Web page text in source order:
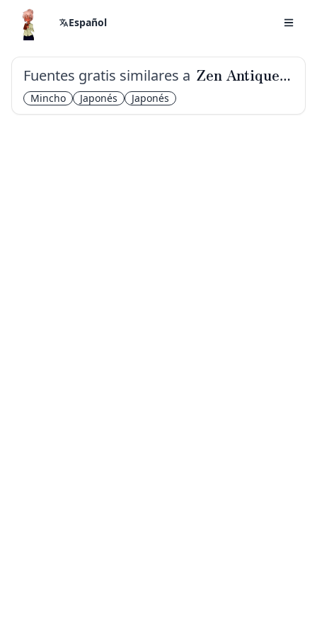
Español
Fuentes gratis similares a Zen Antique Soft
Mincho Japonés Japonés